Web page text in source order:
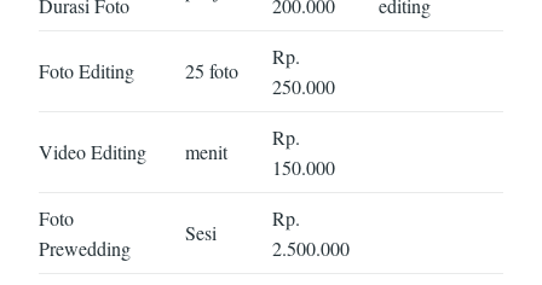
Durasi Foto
200.000
editing
Foto Editing 25 foto
Rp.
250.000
Video Editing menit
Rp.
150.000
Foto
Prewedding
Sesi
Rp.
2.500.000